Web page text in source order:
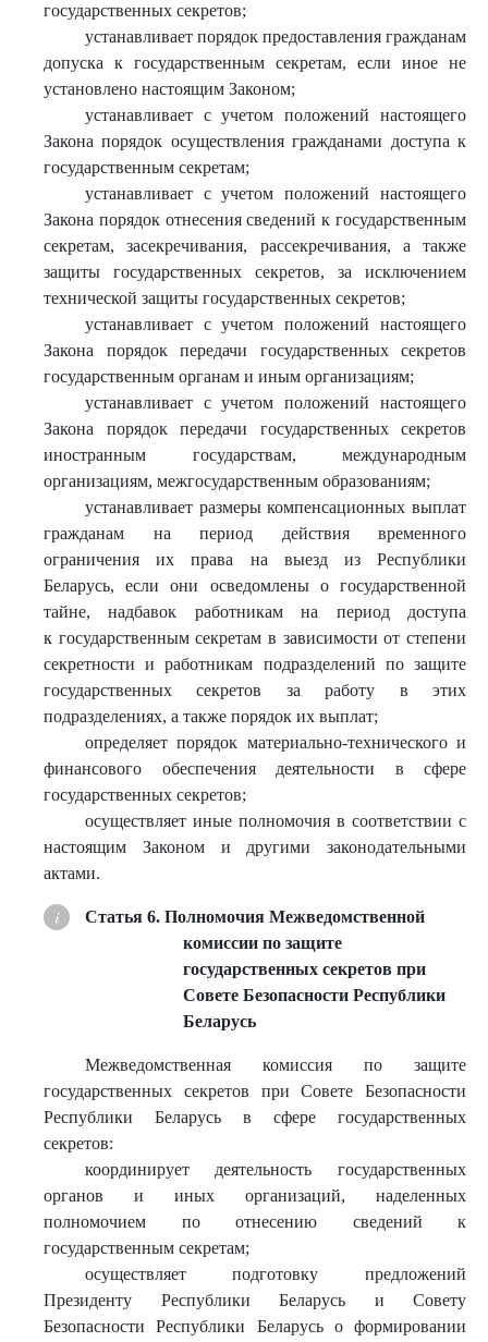
государственных секретов;
устанавливает порядок предоставления гражданам
допуска к государственным секретам, если иное не
установлено настоящим Законом;
устанавливает с учетом положений настоящего
Закона порядок осуществления гражданами доступа к
государственным секретам;
устанавливает с учетом положений настоящего
Закона порядок отнесения сведений к государственным
секретам, засекречивания, рассекречивания, а также
защиты государственных секретов, за исключением
технической защиты государственных секретов;
устанавливает с учетом положений настоящего
Закона порядок передачи государственных секретов
государственным органам и иным организациям;
устанавливает с учетом положений настоящего
Закона порядок передачи государственных секретов
иностранным государствам, международным
организациям, межгосударственным образованиям;
устанавливает размеры компенсационных выплат
гражданам на период действия временного
ограничения их права на выезд из Республики
Беларусь, если они осведомлены о государственной
тайне, надбавок работникам на период доступа
к государственным секретам в зависимости от степени
секретности и работникам подразделений по защите
государственных секретов за работу в этих
подразделениях, а также порядок их выплат;
определяет порядок материально-технического и
финансового обеспечения деятельности в сфере
государственных секретов;
осуществляет иные полномочия в соответствии с
настоящим Законом и другими законодательными
актами.
Статья 6. Полномочия Межведомственной
комиссии по защите
государственных секретов при
Совете Безопасности Республики
Беларусь
Межведомственная комиссия по защите
государственных секретов при Совете Безопасности
Республики Беларусь в сфере государственных
секретов:
координирует деятельность государственных
органов и иных организаций, наделенных
полномочием по отнесению сведений к
государственным секретам;
осуществляет подготовку предложений
Президенту Республики Беларусь и Совету
Безопасности Республики Беларусь о формировании